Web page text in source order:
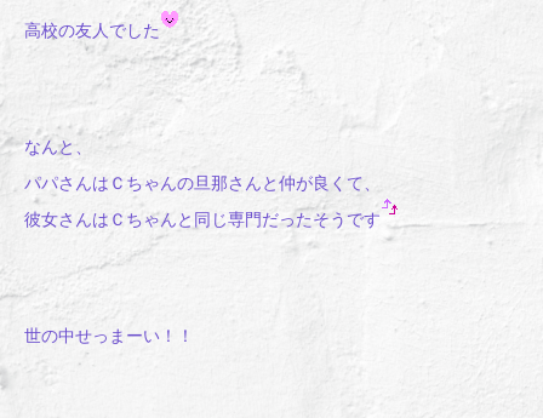
高校の友人でした
なんと、
パパさんはＣちゃんの旦那さんと仲が良くて、
彼女さんはＣちゃんと同じ専門だったそうです
世の中せっまーい！！